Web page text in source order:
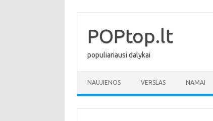
turinioPOPtop.lt
populiariausi dalykai
NAUJIENOS VERSLAS NAMAI